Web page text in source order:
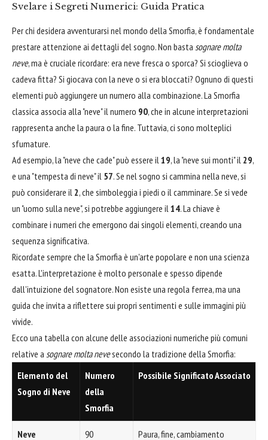
Svelare i Segreti Numerici: Guida Pratica
Per chi desidera avventurarsi nel mondo della Smorfia, è fondamentale
prestare attenzione ai dettagli del sogno. Non basta sognare molta
neve, ma è cruciale ricordare: era neve fresca o sporca? Si scioglieva o
cadeva fitta? Si giocava con la neve o si era bloccati? Ognuno di questi
elementi può aggiungere un numero alla combinazione. La Smorfia
classica associa alla "neve" il numero 90, che in alcune interpretazioni
rappresenta anche la paura o la fine. Tuttavia, ci sono molteplici
sfumature.
Ad esempio, la "neve che cade" può essere il19, la "neve sui monti" il 29,
e una "tempesta di neve" il 57. Se nel sogno si cammina nella neve, si
può considerare il 2, che simboleggia i piedi o il camminare. Se si vede
un "uomo sulla neve", si potrebbe aggiungere il14. La chiave è
combinare i numeri che emergono dai singoli elementi, creando una
sequenza significativa.
Ricordate sempre che la Smorfia è un'arte popolare e non una scienza
esatta. L'interpretazione è molto personale e spesso dipende
dall'intuizione del sognatore. Non esiste una regola ferrea, ma una
guida che invita a riflettere sui propri sentimenti e sulle immagini più
vivide.
Ecco una tabella con alcune delle associazioni numeriche più comuni
relative a sognare molta nevesecondo la tradizione della Smorfia:
Elemento del
Sogno di Neve
Numero
della
Smorfia
Possibile Significato Associato
Neve 90 Paura, fine, cambiamento